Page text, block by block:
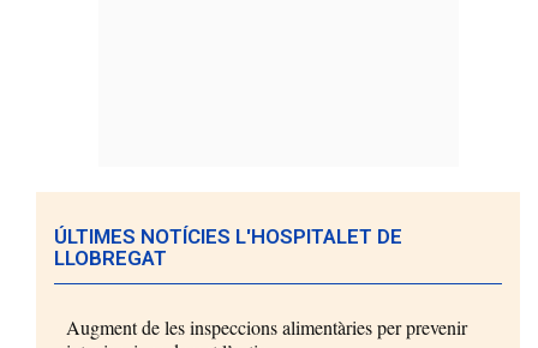
ÚLTIMES NOTÍCIES L'HOSPITALET DE
LLOBREGAT
Augment de les inspeccions alimentàries per prevenir